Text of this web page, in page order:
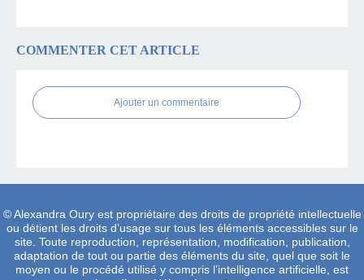
COMMENTER CET ARTICLE
Ajouter un commentaire
© Alexandra Oury est propriétaire des droits de propriété intellectuelle
ou détient les droits d’usage sur tous les éléments accessibles sur le
site. Toute reproduction, représentation, modification, publication,
adaptation de tout ou partie des éléments du site, quel que soit le
moyen ou le procédé utilisé y compris l’intelligence artificielle, est